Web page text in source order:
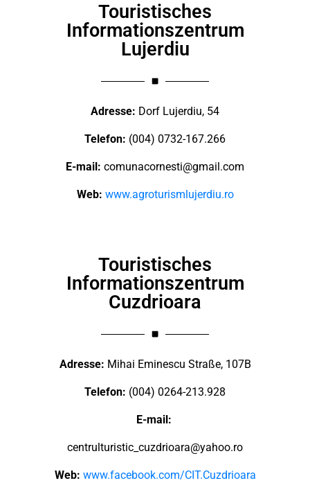
Touristisches
Informationszentrum
Lujerdiu
Adresse: Dorf Lujerdiu, 54
Telefon: (004) 0732-167.266
E-mail: comunacornesti@gmail.com
Web: www.agroturismlujerdiu.ro
Touristisches
Informationszentrum
Cuzdrioara
Adresse: Mihai Eminescu Straße, 107B
Telefon: (004) 0264-213.928
E-mail:
centrulturistic_cuzdrioara@yahoo.ro
Web: www.facebook.com/CIT.Cuzdrioara